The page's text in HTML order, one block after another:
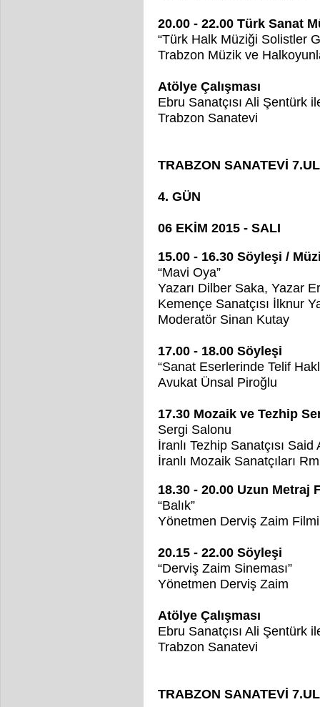
20.00 - 22.00 Türk Sanat
“Türk Halk Müziği Solistler
Trabzon Müzik ve
Atölye Çalışması
Ebru Sanatçısı Ali Şentürk
Trabzon Sanatevi
TRABZON SANATEVİ
4. GÜN
06 EKİM 2015 - SALI
15.00 - 16.30 Söyleşi /
“Mavi Oya”
Yazarı Dilber Saka, Yazar
Kemençe Sanatçısı İlknur
Moderatör Sinan Kutay
17.00 - 18.00 Söyleşi
“Sanat Eserlerinde Telif
Avukat Ünsal Piroğlu
17.30 Mozaik ve Tezhip
Sergi Salonu
İranlı Tezhip Sanatçısı Said
İranlı Mozaik Sanatçıları
18.30 - 20.00 Uzun Metraj
“Balık”
Yönetmen Derviş Zaim Filmi
20.15 - 22.00 Söyleşi
“Derviş Zaim Sineması”
Yönetmen Derviş Zaim
Atölye Çalışması
Ebru Sanatçısı Ali Şentürk
Trabzon Sanatevi
TRABZON SANATEVİ